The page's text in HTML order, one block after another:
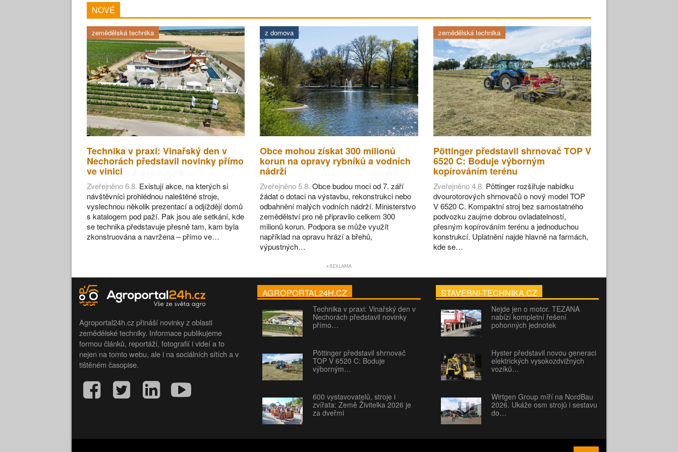
NOVÉ
zemědělská technika
Technika v praxi: Vinařský den v
Nechorách představil novinky přímo
ve vinici
Zveřejněno 6.8. Existují akce, na kterých si
návštěvníci prohlédnou naleštěné stroje,
vyslechnou několik prezentací a odjíždějí domů
s katalogem pod paží. Pak jsou ale setkání, kde
se technika představuje přesně tam, kam byla
zkonstruována a navržena – přímo ve…
z domova
Obce mohou získat 300 milionů
korun na opravy rybníků a vodních
nádrží
Zveřejněno 5.8. Obce budou moci od 7. září
žádat o dotaci na výstavbu, rekonstrukci nebo
odbahnění malých vodních nádrží. Ministerstvo
zemědělství pro ně připravilo celkem 300
milionů korun. Podpora se může využít
například na opravu hrází a břehů,
výpustných…
zemědělská technika
Pöttinger představil shrnovač TOP V
6520 C: Boduje výborným
kopírováním terénu
Zveřejněno 4.8. Pöttinger rozšiřuje nabídku
dvourotorových shrnovačů o nový model TOP
V 6520 C. Kompaktní stroj bez samostatného
podvozku zaujme dobrou ovladatelností,
přesným kopírováním terénu a jednoduchou
konstrukcí. Uplatnění najde hlavně na farmách,
kde se…
Agroportal24h.cz přináší novinky z oblasti
zemědělské techniky. Informace publikujeme
formou článků, reportáží, fotografií i videí a to
nejen na tomto webu, ale i na sociálních sítích a v
tištěném časopise.
AGROPORTAL24H.CZ
Technika v praxi: Vinařský den v
Nechorách představil novinky
přímo…
Pöttinger představil shrnovač
TOP V 6520 C: Boduje
výborným…
600 vystavovatelů, stroje i
zvířata: Země Živitelka 2026 je
za dveřmi
STAVEBNI-TECHNIKA.CZ
Nejde jen o motor. TEZANA
nabízí kompletní řešení
pohonných jednotek
Hyster představil novou generaci
elektrických vysokozdvižných
vozíků…
Wirtgen Group míří na NordBau
2026. Ukáže osm strojů i sestavu
do…